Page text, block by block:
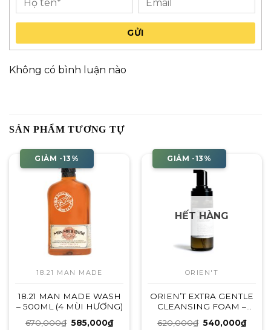
GỬI
Không có bình luận nào
SẢN PHẨM TƯƠNG TỰ
GIẢM -13%
18.21 MAN MADE
18.21 MAN MADE WASH
– 500ML (4 MÙI HƯƠNG)
670,000₫ Giá
585,000₫Giá
GIẢM -13%
HẾT HÀNG
ORIEN'T
ORIEN’T EXTRA GENTLE
CLEANSING FOAM –
620,000₫ Giá
540,000₫Giá